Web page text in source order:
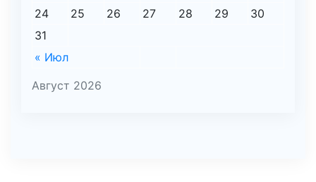
Август 2026
« Июл
24
25 26 27 28 29
30
31